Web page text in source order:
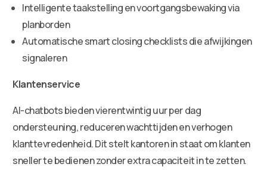
Intelligente taakstelling en voortgangsbewaking via
planborden
Automatische smart closing checklists die afwijkingen
signaleren
Klantenservice
AI-chatbots bieden vierentwintig uur per dag
ondersteuning, reduceren wachttijden en verhogen
klanttevredenheid. Dit stelt kantoren in staat om klanten
sneller te bedienen zonder extra capaciteit in te zetten.